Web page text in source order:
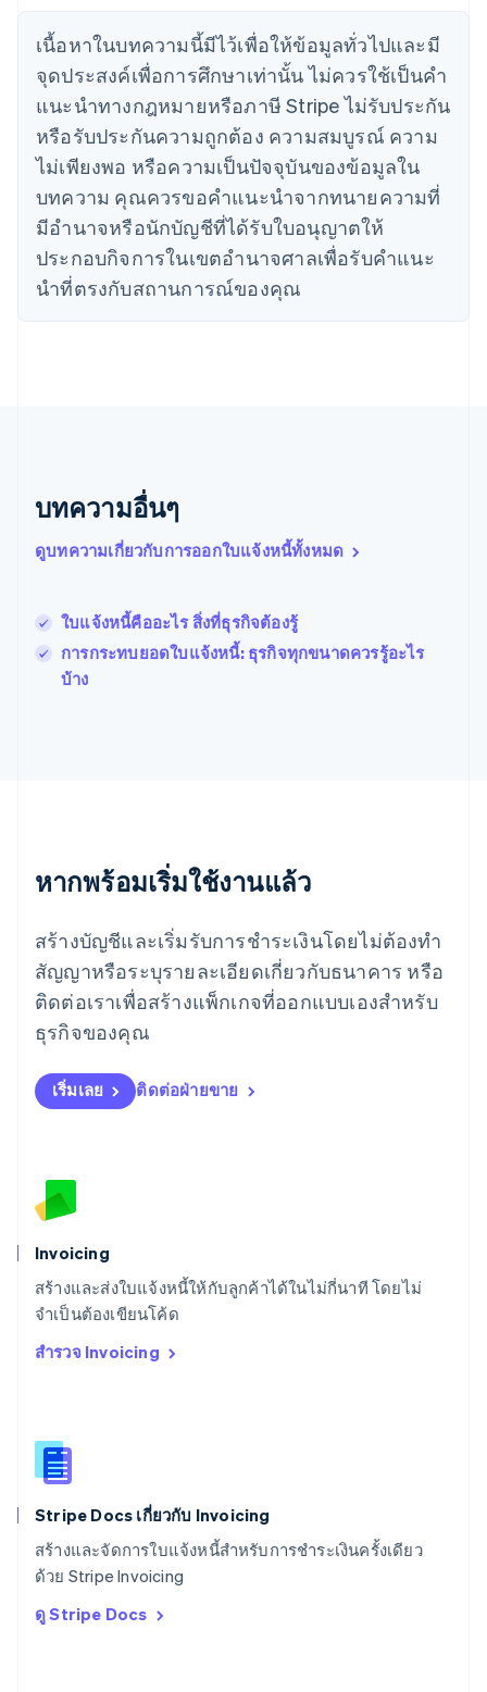
เนื้อหาในบทความนี้มีไว้เพื่อให้ข้อมูลทั่วไปและมี
จุดประสงค์เพื่อการศึกษาเท่านั้น ไม่ควรใช้เป็นคํา
แนะนําทางกฎหมายหรือภาษี Stripe ไม่รับประกัน
หรือรับประกันความถูกต้อง ความสมบูรณ์ ความ
ไม่เพียงพอ หรือความเป็นปัจจุบันของข้อมูลใน
บทความ คุณควรขอคําแนะนําจากทนายความที่
มีอํานาจหรือนักบัญชีที่ได้รับใบอนุญาตให้
ประกอบกิจการในเขตอํานาจศาลเพื่อรับคําแนะ
นําที่ตรงกับสถานการณ์ของคุณ
บทความอื่นๆ
ดูบทความเกี่ยวกับการออกใบแจ้งหนี้ทั้งหมด
ใบแจ้งหนี้คืออะไร สิ่งที่ธุรกิจต้องรู้
การกระทบยอดใบแจ้งหนี้: ธุรกิจทุกขนาดควรรู้อะไร
บ้าง
หากพร้อมเริ่มใช้งานแล้ว
สร้างบัญชีและเริ่มรับการชำระเงินโดยไม่ต้องทำ
สัญญาหรือระบุรายละเอียดเกี่ยวกับธนาคาร หรือ
ติดต่อเราเพื่อสร้างแพ็กเกจที่ออกแบบเองสำหรับ
ธุรกิจของคุณ
เริ่มเลย ติดต่อฝ่ายขาย
Invoicing
สร้างและส่งใบแจ้งหนี้ให้กับลูกค้าได้ในไม่กี่นาที โดยไม่
จำเป็นต้องเขียนโค้ด
สำรวจ Invoicing
Stripe Docs เกี่ยวกับ Invoicing
สร้างและจัดการใบแจ้งหนี้สำหรับการชำระเงินครั้งเดียว
ด้วย Stripe Invoicing
ดู Stripe Docs
ไซปรัส
English
ญี่ปุ่น
日本語English
เดนมาร์ก
English
ไทย
ไทย English
English
นิวซีแลนด์
English
เนเธอร์แลนด์
NederlandsEnglish
บราซิล
โปแลนด์
English
ฝรั่งเศส
FrançaisEnglish
มอลตา
English
มาเลเซีย
English
ลักเซมเบิร์ก
ลัตเวีย
English
ลิกเตนสไตน์
DeutschEnglish
ลิทัวเนีย
สเปน
EspañolEnglish
สโลวาเกีย
English
สวิตเซอร์แลนด์
สวีเดน
Svenska
สหรัฐอเมริกา
EnglishEspañol简体中文
English
English
สิงคโปร์
ออสเตรเลีย
ออสเตรีย
DeutschEnglish
ItalianoEnglish